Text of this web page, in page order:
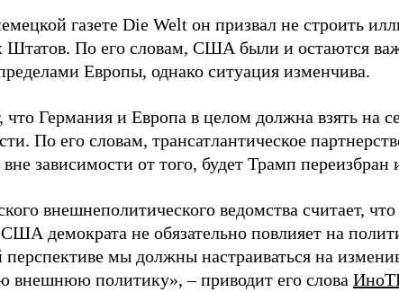
газете Die Welt он призвал не строить
Штатов. По его словам, США были и остаются
Европы, однако ситуация изменчива.
что Германия и Европа в целом должна взять на
По его словам, трансатлантическое
вне зависимости от того, будет Трамп переизбран
внешнеполитического ведомства считает,
демократа не обязательно повлияет на
перспективе мы должны настраиваться на
внешнюю политику», – приводит его слова